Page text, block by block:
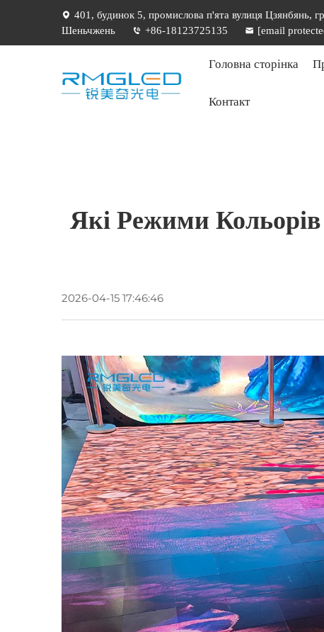
401, будинок 5, промислова п'ята вулиця Цзянбянь,
Шеньчжень
+86-18123725135 [email
Головна сторінка
Контакт
Які Режими
2026-04-15 17:46:46